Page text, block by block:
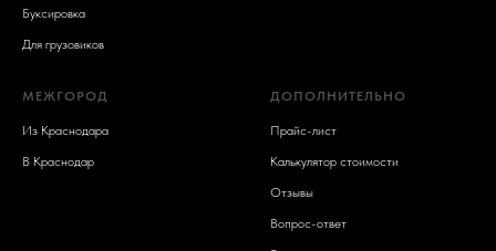
Буксировка
Для грузовиков
МЕЖГОРОД
Из Краснодара
В Краснодар
ДОПОЛНИТЕЛЬНО
Прайс-лист
Калькулятор стоимости
Отзывы
Вопрос-ответ